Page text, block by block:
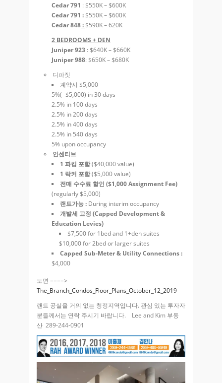
Cedar 791 : $550K – $600K
Cedar 791 : $550K – $600K
Cedar 848 : $590K – 620K
2 BEDROOMS + DEN
Juniper 923 : $640K – $660K
Juniper 988: $650K – $680K
디파짓
계약시 $5,000
5%(- $5,000) in 30 days
2.5% in 100 days
2.5% in 200 days
2.5% in 400 days
2.5% in 540 days
5% upon occupancy
인센티브
1 파킹 포함($40,000 value)
1 락커 포함($5,000 value)
전매 수수료 할인 ($1,000 Assignment Fee)
(regularly $5,000)
랜트가능 : During interim occupancy
개발세 고정 (Capped Development &
Education Levies)
$7,500 for 1bed and 1+den suites
$10,000 for 2bed or larger suites
Capped Sub-Meter & Utility Connections :
$4,000
도면 ====>
The_Branch_Condos_Floor_Plans_October_12_2019
랜트 공실율 거의 없는 청정지역입니다. 관심 있는 투자자
분들께서는 연락 주시기 바랍니다. Lee and Kim 부동
산 289-244-0901